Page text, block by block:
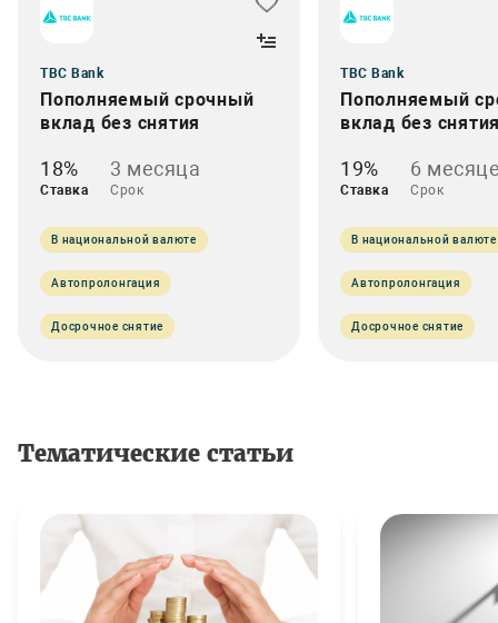
TBC Bank
Пополняемый срочный
вклад без снятия
18%
Ставка
3 месяца
Срок
В национальной валюте
Автопролонгация
Досрочное снятие
TBC Bank
Пополняемый
вклад без
19%
Ставка
6
Срок
В национальной валюте
Автопролонгация
Досрочное снятие
Тематические статьи